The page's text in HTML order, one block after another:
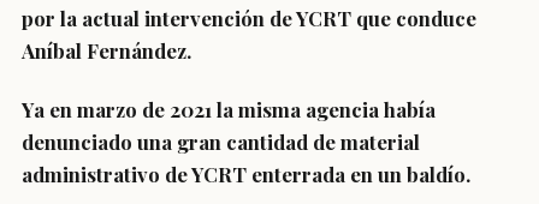
por la actual intervención de YCRT que conduce
Aníbal Fernández.
Ya en marzo de 2021 la misma agencia había
denunciado una gran cantidad de material
administrativo de YCRT enterrada en un baldío.